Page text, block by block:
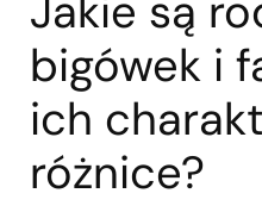
Jakie są
bigówek i
ich
różnice?